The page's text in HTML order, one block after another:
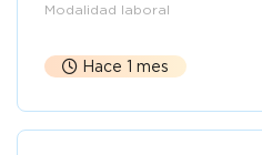
Modalidad laboral
Hace 1 mes